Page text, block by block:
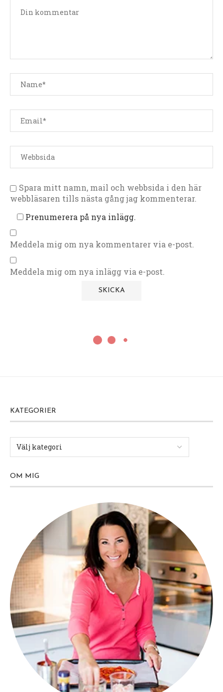
Spara mitt namn, mail och webbsida i den här
webbläsaren tills nästa gång jag kommenterar.
Prenumerera på nya inlägg.
Meddela mig om nya kommentarer via e-post.
Meddela mig om nya inlägg via e-post.
KATEGORIER
OM MIG